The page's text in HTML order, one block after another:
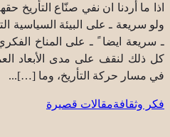
اذا ما أردنا ان نفي صنّاع التأريخ
ولو سريعة ـ على البيئة السياسية
ـ سريعة ايضا ً ـ على المناخ
كل ذلك لنقف على مدى الأبعاد
في مسار حركة التأريخ، وما […]...
فكر وثقافةمقالات قصيرة